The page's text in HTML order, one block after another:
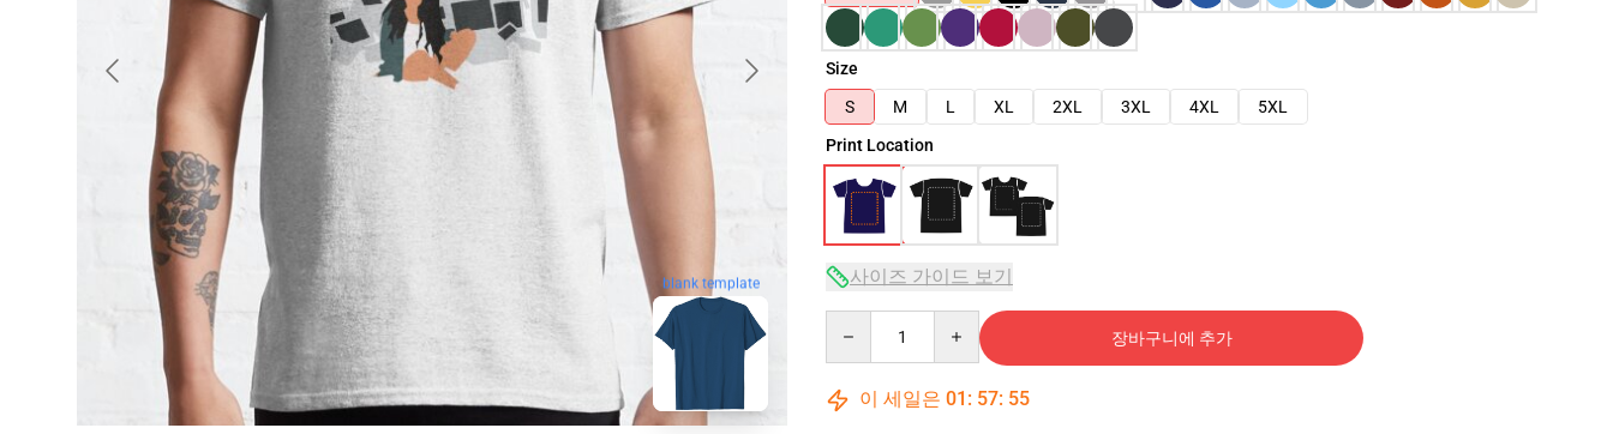
blank template
Size
S
M L XL 2XL 3XL 4XL
5XL
Print Location
사이즈 가이드 보기
장바구니에 추가
이 세일은 01 : 57: 54